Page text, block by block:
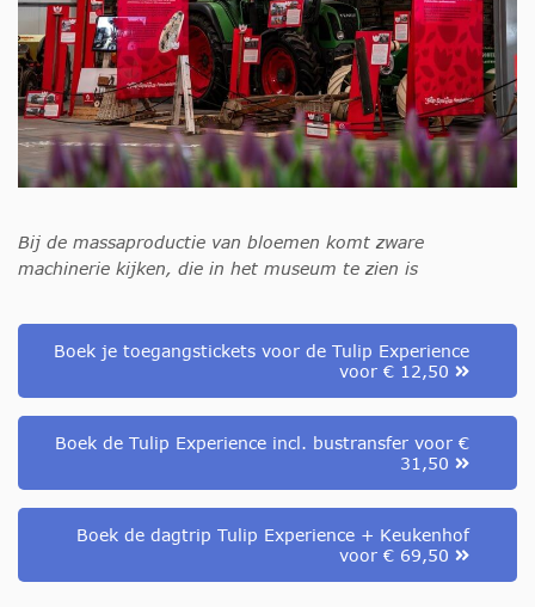
Bij de massaproductie van bloemen komt zware
machinerie kijken, die in het museum te zien is
Boek je toegangstickets voor de Tulip Experience
voor € 12,50
Boek de Tulip Experience incl. bustransfer voor €
31,50
Boek de dagtrip Tulip Experience + Keukenhof
voor € 69,50